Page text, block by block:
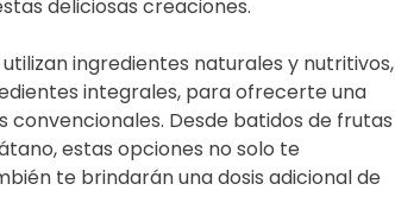
deliciosas creaciones.
ingredientes naturales y nutritivos,
integrales, para ofrecerte una
Desde batidos de frutas
estas opciones no solo te
te brindarán una dosis adicional de